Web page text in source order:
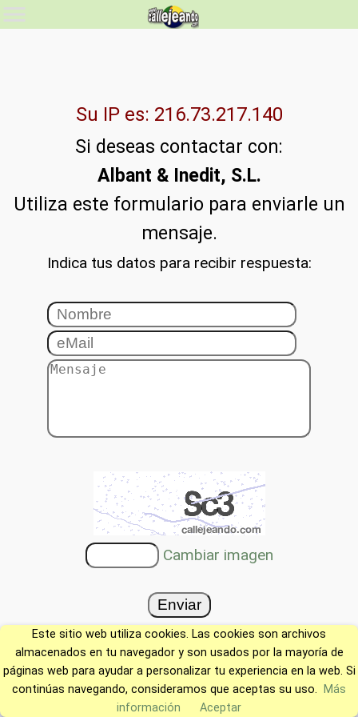
Su IP es: 216.73.217.140
Si deseas contactar con:
Albant & Inedit, S.L.
Utiliza este formulario para enviarle un
mensaje.
Indica tus datos para recibir respuesta:
Cambiar imagen
Este sitio web utiliza cookies. Las cookies son archivos
almacenados en tu navegador y son usados por la mayoría de
páginas web para ayudar a personalizar tu experiencia en la web. Si
continúas navegando, consideramos que aceptas su uso.
Más
información
Aceptar